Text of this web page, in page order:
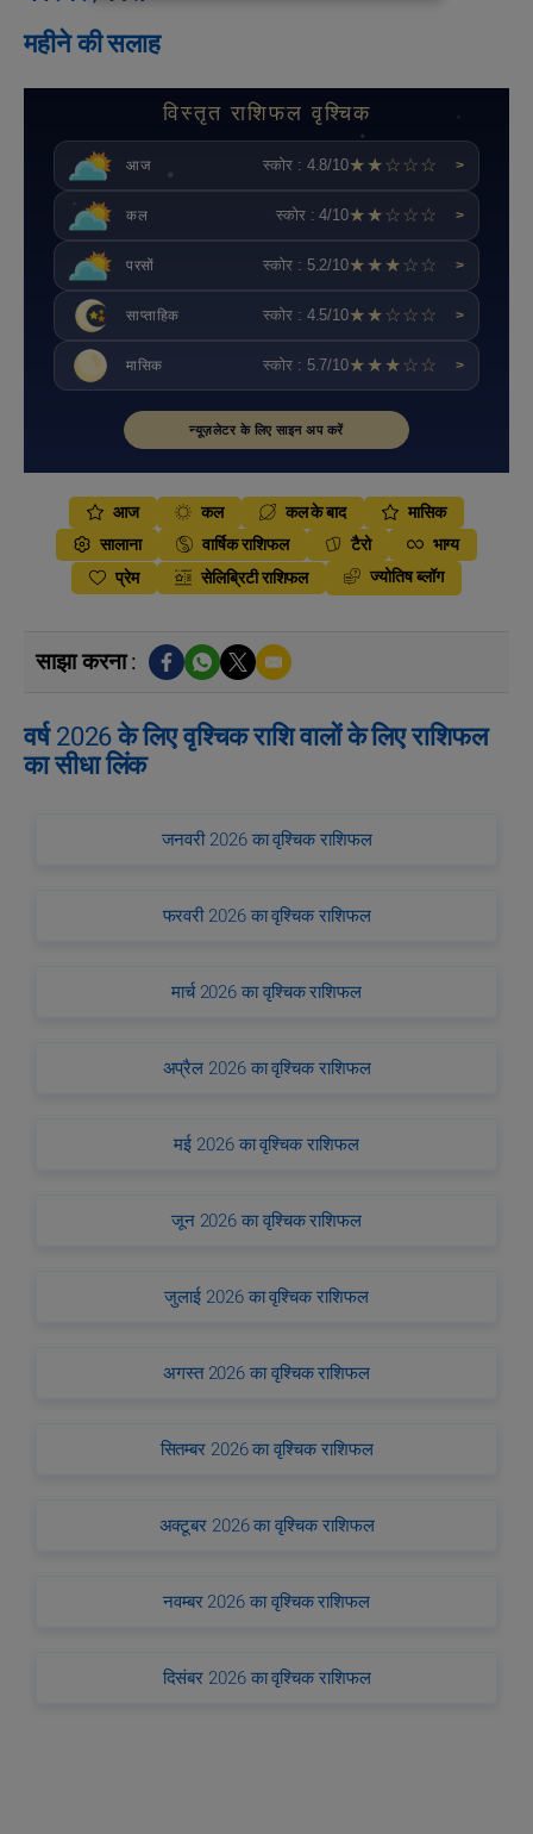
महीने की सलाह
विस्तृत राशिफल वृश्चिक
आज स्कोर : 4.8/10★★☆☆☆ >
कल स्कोर : 4/10★★☆☆☆ >
परसों स्कोर : 5.2/10★★★☆☆ >
साप्ताहिक स्कोर : 4.5/10★★☆☆☆ >
मासिक स्कोर : 5.7/10★★★☆☆ >
न्यूज़लेटर के लिए साइन अप करें
आज कल कल के बाद
मासिक
सालाना
वार्षिक राशिफल टैरो
भाग्य
प्रेम
सेलिब्रिटी राशिफल ज्योतिष ब्लॉग
साझा करना :
वर्ष 2026 के लिए वृश्चिक राशि वालों के लिए राशिफल
का सीधा लिंक
जनवरी 2026 का वृश्चिक राशिफल
फरवरी 2026 का वृश्चिक राशिफल
मार्च 2026 का वृश्चिक राशिफल
अप्रैल 2026 का वृश्चिक राशिफल
मई 2026 का वृश्चिक राशिफल
जून 2026 का वृश्चिक राशिफल
जुलाई 2026 का वृश्चिक राशिफल
अगस्त 2026 का वृश्चिक राशिफल
सितम्बर 2026 का वृश्चिक राशिफल
अक्टूबर 2026 का वृश्चिक राशिफल
नवम्बर 2026 का वृश्चिक राशिफल
दिसंबर 2026 का वृश्चिक राशिफल